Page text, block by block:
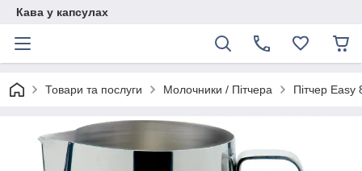
Кава у капсулах
Товари та послуги Молочники / Пітчера Пітчер